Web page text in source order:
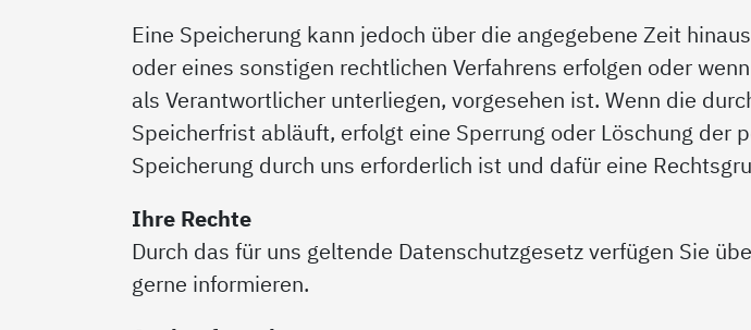
Eine Speicherung kann jedoch über die angegebene Zeit
oder eines sonstigen rechtlichen Verfahrens erfolgen oder
als Verantwortlicher unterliegen, vorgesehen ist. Wenn die
Speicherfrist abläuft, erfolgt eine Sperrung oder Löschung der
Speicherung durch uns erforderlich ist und dafür eine
Ihre Rechte
Durch das für uns geltende Datenschutzgesetz verfügen Sie
gerne informieren.